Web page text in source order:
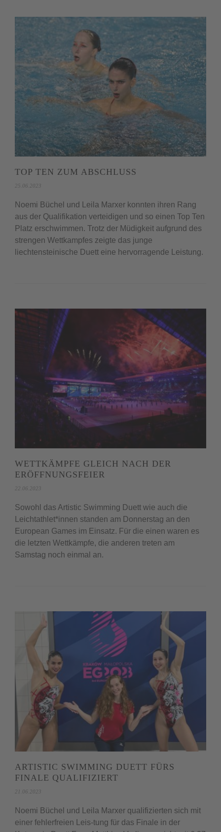
TOP TEN ZUM ABSCHLUSS
25.06.2023
Noemi Büchel und Leila Marxer konnten ihren Rang
aus der Qualifikation verteidigen und so einen Top Ten
Platz erschwimmen. Trotz der Müdigkeit aufgrund des
strengen Wettkampfes zeigte das junge
liechtensteinische Duett eine hervorragende Leistung.
WETTKÄMPFE GLEICH NACH DER
ERÖFFNUNGSFEIER
22.06.2023
Sowohl das Artistic Swimming Duett wie auch die
Leichtathlet*innen standen am Donnerstag an den
European Games im Einsatz. Für die einen waren es
die letzten Wettkämpfe, die anderen treten am
Samstag noch einmal an.
ARTISTIC SWIMMING DUETT FÜRS
FINALE QUALIFIZIERT
21.06.2023
Noemi Büchel und Leila Marxer qualifizierten sich mit
einer fehlerfreien Leis-tung für das Finale in der